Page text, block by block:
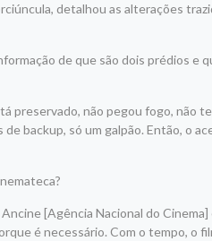
detalhou as alterações
de que são dois prédios e
preservado, não pegou fogo, não
backup, só um galpão. Então, o
[Agência Nacional do Cinema]
é necessário. Com o tempo, o